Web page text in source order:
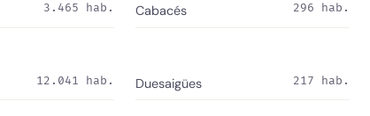
3.465 hab. Cabacés 296 hab.
12.041 hab. Duesaigües 217 hab.